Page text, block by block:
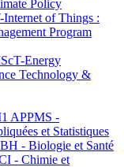
Policy
of Things :
Program
Energy
Technology &
APPMS -
et Statistiques
- Biologie et Santé
- Chimie et